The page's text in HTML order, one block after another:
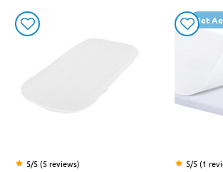
5/5 (5 reviews)
Met
5/5 (1